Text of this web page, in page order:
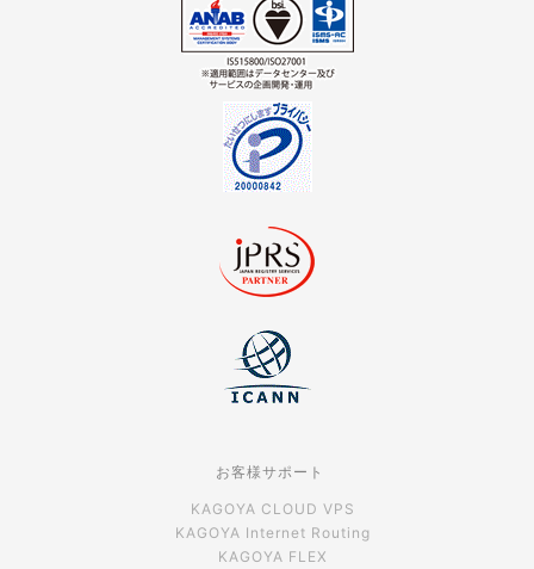
お客様サポート
KAGOYA CLOUD VPS
KAGOYA Internet Routing
KAGOYA FLEX